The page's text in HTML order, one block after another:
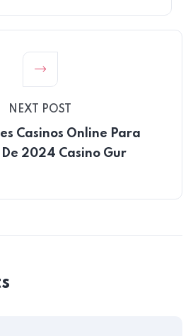
NEXT POST
Casinos Online Para
2024 Casino Gur